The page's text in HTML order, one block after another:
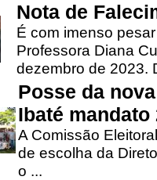
Nota de
É com imenso
Professora Diana
dezembro de 2023.
Posse da
Ibaté mandato
A Comissão
de escolha da
o ...